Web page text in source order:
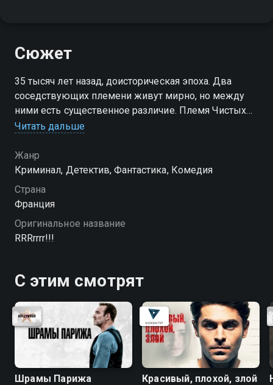
Сюжет
35 тысяч лет назад, доисторическая эпоха. Два
соседствующих племени живут мирно, но между
ними есть существенное различие. Племя Чистых
Волос благоденствует и никому не выдаёт формулу
стенает и чешется…
Читать дальше
Жанр
Криминал, Детектив, Фантастика, Комедия
Страна
Франция
Оригинальное название
RRRrrrr!!!
С этим смотрят
Шрамы Парижа Красивый, плохой, злой